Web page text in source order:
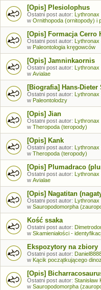
[Opis] Plesiolophus
Ostatni post autor: Lythronax
w Ornithopoda (ornitopody) i
[Opis] Formacja Cerro
Ostatni post autor: Lythronax
w Paleontologia kręgowców
[Opis] Jamninkaornis
Ostatni post autor: Lythronax
w Avialae
[Biografia] Hans-Dieter
Ostatni post autor: Lythronax
w Paleontolodzy
[Opis] Jian
Ostatni post autor: Lythronax
w Theropoda (teropody)
[Opis] Kank
Ostatni post autor: Lythronax
w Theropoda (teropody)
[Opis] Plumadraco
Ostatni post autor: Lythronax
w Avialae
[Opis] Nagatitan
Ostatni post autor: Lythronax
w Sauropodomorpha
Kość ssaka
Ostatni post autor:
w Skamieniałości -
Ekspozytory na zbiory
Ostatni post autor:
w Kącik początkującego
[Opis]
Ostatni post autor: Stanisław
w Sauropodomorpha